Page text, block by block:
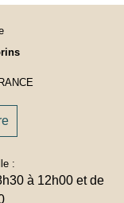
:
à 12h00 et de